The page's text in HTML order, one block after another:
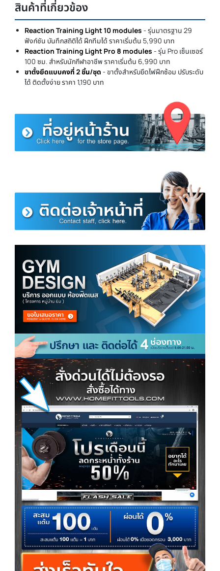
สินค้าที่เกี่ยวข้อง
Reaction Training Light 10 modules - รุ่นมาตรฐาน 29
ฟังก์ชัน บันทึกสถิติได้ ฝึกทีมได้ ราคาเริ่มต้น 5,990 บาท
Reaction Training Light Pro 8 modules - รุ่น Pro เซ็นเซอร์
100 ซม. สำหรับนักกีฬาอาชีพ ราคาเริ่มต้น 6,990 บาท
ขาตั้งยึดแบบคงที่ 2 ชิ้น/ชุด - ขาตั้งสำหรับยึดไฟฝึกซ้อม ปรับระดับ
ได้ ติดตั้งง่าย ราคา 1,190 บาท